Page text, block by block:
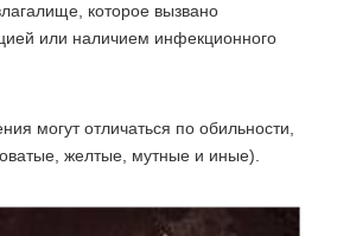
которое вызвано
или наличием инфекционного
могут отличаться по обильности,
желтые, мутные и иные).